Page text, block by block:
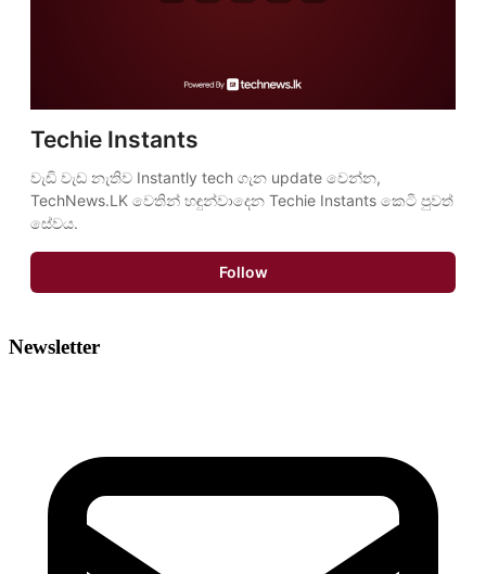
Techie Instants
වැඩි වැඩ නැතිව Instantly tech ගැන update වෙන්න,
TechNews.LK වෙතින් හඳුන්වාදෙන Techie Instants කෙටි පුවත්
සේවය.
Follow
Newsletter